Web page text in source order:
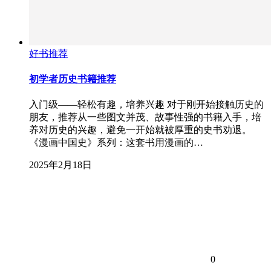
好书推荐
初学者历史书籍推荐
入门级——轻松有趣，培养兴趣 对于刚开始接触历史的
朋友，推荐从一些图文并茂、故事性强的书籍入手，培
养对历史的兴趣，避免一开始就被厚重的史书劝退。
《漫画中国史》系列：这套书用漫画的…
2025年2月18日
0